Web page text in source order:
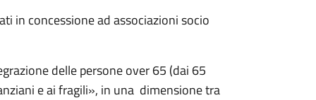
in concessione ad associazioni socio
delle persone over 65 (dai 65
e ai fragili», in una dimensione tra